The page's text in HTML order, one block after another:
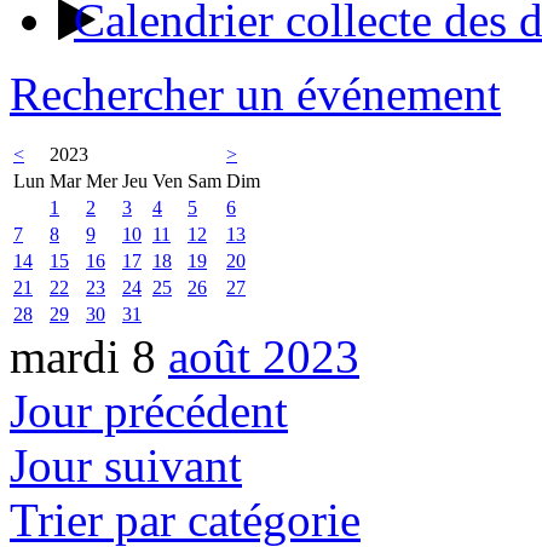
Calendrier collecte des
Rechercher un événement
< 2023
>
Lun Mar Mer Jeu Ven Sam Dim
1
2 3 4 5
6
7
8 9 10 11 12
13
14
15 16 17 18 19
20
21
22 23 24 25 26
27
28
29 30 31
mardi 8 août 2023
Jour précédent
Jour suivant
Trier par catégorie